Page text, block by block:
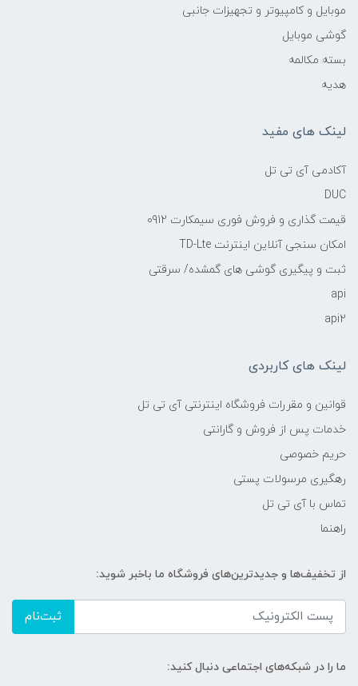
موبایل و کامپیوتر و تجهیزات جانبی
گوشی موبایل
بسته مکالمه
هدیه
لینک های مفید
آکادمی آی تی تل
DUC
قیمت گذاری و فروش فوری سیمکارت 0912
امکان سنجی آنلاین اینترنت TD-Lte
ثبت و پیگیری گوشی های گمشده/ سرقتی
api
api2
لینک های کاربردی
قوانین و مقررات فروشگاه اینترنتی آی تی تل
خدمات پس از فروش و گارانتی
حریم خصوصی
رهگیری مرسولات پستی
تماس با آی تی تل
راهنما
از تخفیف‌ها و جدیدترین‌های فروشگاه ما باخبر شوید:
ثبت‌نام
ما را در شبکه‌های اجتماعی دنبال کنید: